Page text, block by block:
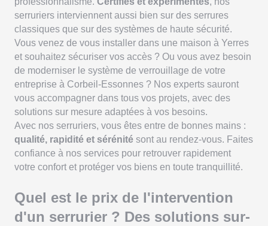
serruriers interviennent aussi bien sur des serrures
classiques que sur des systèmes de haute sécurité.
Vous venez de vous installer dans une maison à Yerres
et souhaitez sécuriser vos accès ? Ou vous avez besoin
de moderniser le système de verrouillage de votre
entreprise à Corbeil-Essonnes ? Nos experts sauront
vous accompagner dans tous vos projets, avec des
solutions sur mesure adaptées à vos besoins.
Avec nos serruriers, vous êtes entre de bonnes mains :
qualité, rapidité et sérénité sont au rendez-vous. Faites
confiance à nos services pour retrouver rapidement
votre confort et protéger vos biens en toute tranquillité.
Quel est le prix de l'intervention
d'un serrurier ? Des solutions sur-